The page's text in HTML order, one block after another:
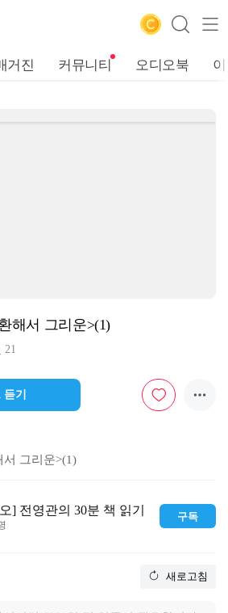
거진 커뮤니티 오디오북
해서 그리운>(1)
21
기
서 그리운>(1)
] 전영관의 30분 책 읽기 구독
새로고침